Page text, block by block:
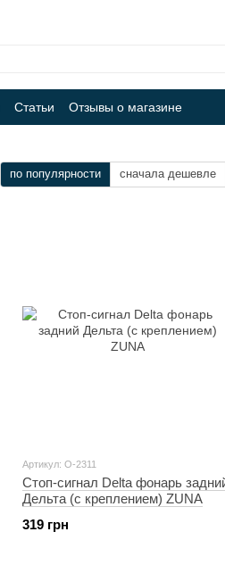
Статьи Отзывы о магазине
по популярности сначала дешевле
Артикул: O-2311
Стоп-сигнал Delta фонарь
Дельта (с креплением) ZUNA
319 грн